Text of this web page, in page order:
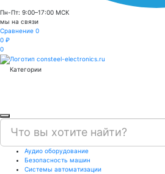
Пн-Пт: 9:00–17:00 МСК
мы на связи
Сравнение 0
0 ₽
0
Категории
Аудио оборудование
Безопасность машин
Системы автоматизации